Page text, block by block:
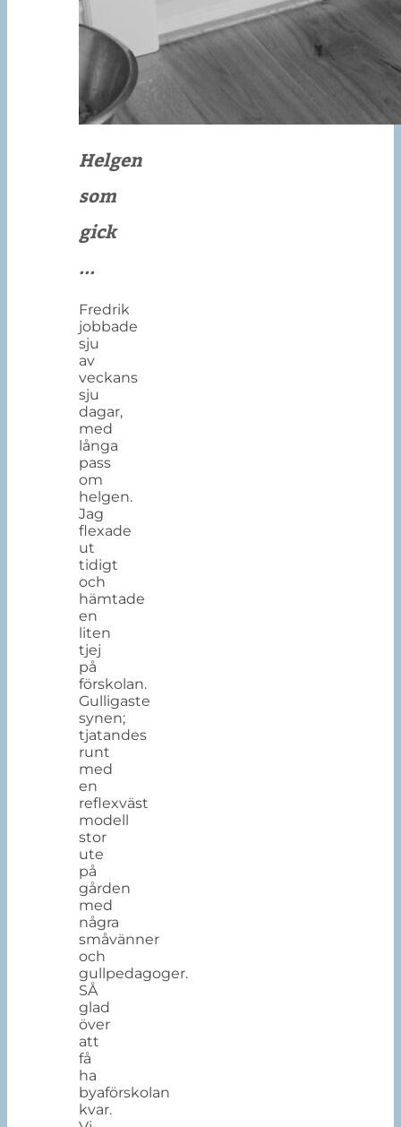
Helgen
som
gick
...
Fredrik
jobbade
sju
av
veckans
sju
dagar,
med
långa
pass
om
helgen.
Jag
flexade
ut
tidigt
och
hämtade
en
liten
tjej
på
förskolan.
Gulligaste
synen;
tjatandes
runt
med
en
reflexväst
modell
stor
ute
på
gården
med
några
småvänner
och
gullpedagoger.
SÅ
glad
över
att
få
ha
byaförskolan
kvar.